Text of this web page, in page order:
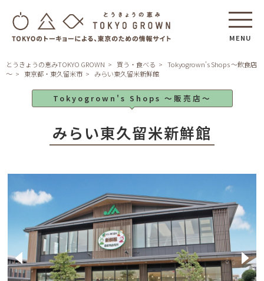
MENU
とうきょうの恵みTOKYO GROWN 買う・食べる
Tokyogrown's Shops ～飲食店
～
東京都・東久留米市 みらい東久留米新鮮館
Tokyogrown's Shops ～販売店～
みらい東久留米新鮮館